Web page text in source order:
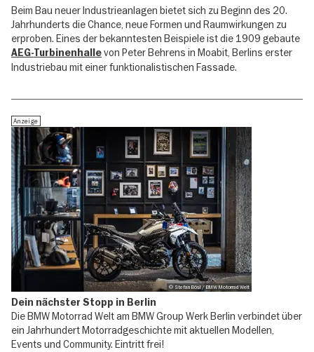
Beim Bau neuer Industrieanlagen bietet sich zu Beginn des 20.
Jahrhunderts die Chance, neue Formen und Raumwirkungen zu
erproben. Eines der bekanntesten Beispiele ist die 1909 gebaute
AEG-Turbinenhallevon Peter Behrens in Moabit, Berlins erster
Industriebau mit einer funktionalistischen Fassade.
Anzeige
© Stefan Bösl / BMW Motorrad Welt
Dein nächster Stopp in Berlin
Die BMW Motorrad Welt am BMW Group Werk Berlin verbindet über
ein Jahrhundert Motorradgeschichte mit aktuellen Modellen,
Events und Community. Eintritt frei!